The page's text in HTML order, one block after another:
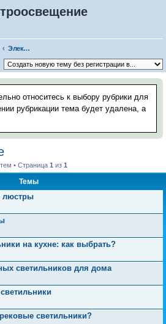
Электроосвещение
относитесь к выбору рубрики для
рубрикации тема будет удалена, а
• Страница 1 из 1
Темы
люстры
на кухне: как выбрать?
светильников для дома
светильники?